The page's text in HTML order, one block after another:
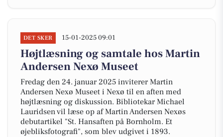
DET SKER 15-01-2025 09:01
Højtlæsning og samtale hos Martin
Andersen Nexø Museet
Fredag den 24. januar 2025 inviterer Martin
Andersen Nexø Museet i Nexø til en aften med
højtlæsning og diskussion. Bibliotekar Michael
Lauridsen vil læse op af Martin Andersen Nexøs
debutartikel "St. Hansaften på Bornholm. Et
øjebliksfotografi", som blev udgivet i 1893.